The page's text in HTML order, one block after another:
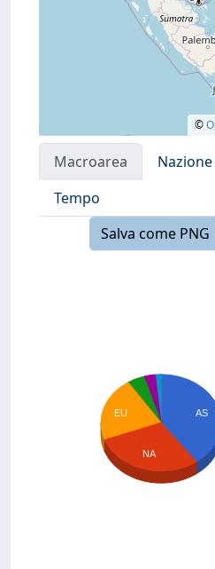
©
Macroarea Nazione
Tempo
Salva come PNG
AS
EU
NA